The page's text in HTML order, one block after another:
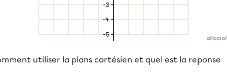
utiliser la plans cartésien et quel est la reponse